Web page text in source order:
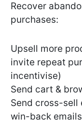
Recover
purchases:
Upsell more
invite repeat
incentivise)
Send cart &
Send cross-sell
win-back